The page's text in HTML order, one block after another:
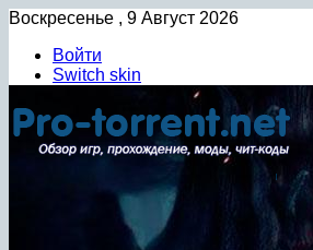
Воскресенье , 9 Август 2026
Войти
Switch skin